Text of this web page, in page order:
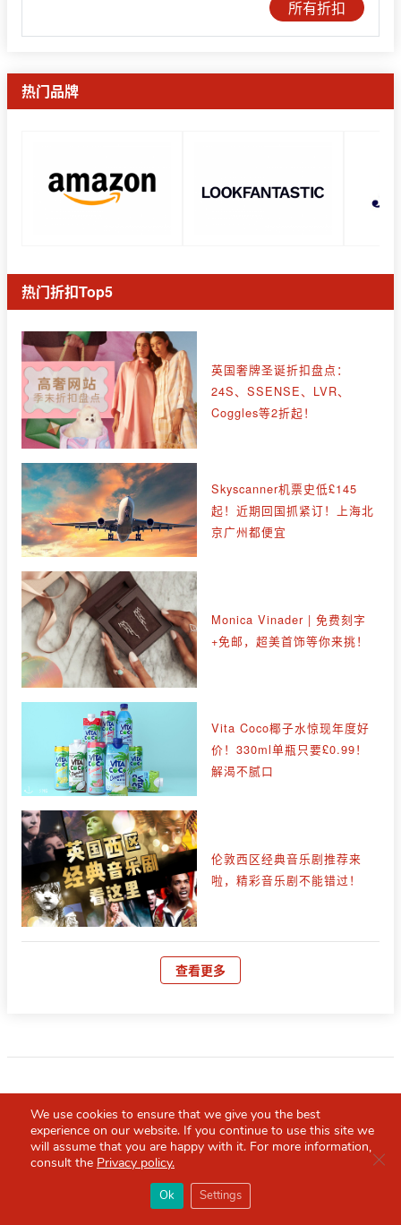
所有折扣
热门品牌
热门折扣Top5
英国奢牌圣诞折扣盘点：
24S、SSENSE、LVR、
Coggles等2折起！
Skyscanner机票史低£145
起！近期回国抓紧订！上海北
京广州都便宜
Monica Vinader | 免费刻字
+免邮，超美首饰等你来挑！
Vita Coco椰子水惊现年度好
价！330ml单瓶只要£0.99！
解渴不腻口
伦敦西区经典音乐剧推荐来
啦，精彩音乐剧不能错过！
查看更多
你必备的英国指南
随时随地查看最新英国攻略
下载Red Scarf APP，你的英国生活
We use cookies to ensure that we give you the best
experience on our website. If you continue to use this site we
will assume that you are happy with it. For more information,
consult the Privacy policy.
Ok Settings